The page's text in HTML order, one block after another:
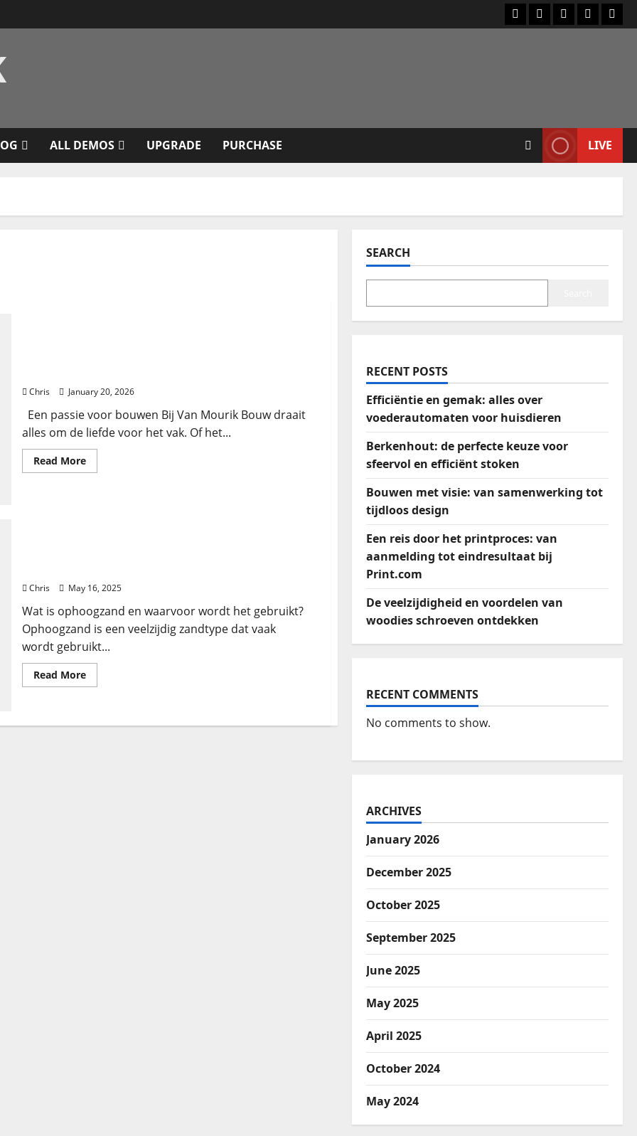
ALL DEMOS UPGRADE PURCHASE LIVE
Chris January 20, 2026
Een passie voor bouwen Bij Van Mourik Bouw draait
alles om de liefde voor het vak. Of het...
Read More
Chris May 16, 2025
Wat is ophoogzand en waarvoor wordt het gebruikt?
Ophoogzand is een veelzijdig zandtype dat vaak
wordt gebruikt...
Read More
SEARCH
RECENT POSTS
Efficiëntie en gemak: alles over
voederautomaten voor huisdieren
Berkenhout: de perfecte keuze voor
sfeervol en efficiënt stoken
Bouwen met visie: van samenwerking tot
tijdloos design
Een reis door het printproces: van
aanmelding tot eindresultaat bij
Print.com
De veelzijdigheid en voordelen van
woodies schroeven ontdekken
RECENT COMMENTS
No comments to show.
ARCHIVES
January 2026
December 2025
October 2025
September 2025
June 2025
May 2025
April 2025
October 2024
May 2024